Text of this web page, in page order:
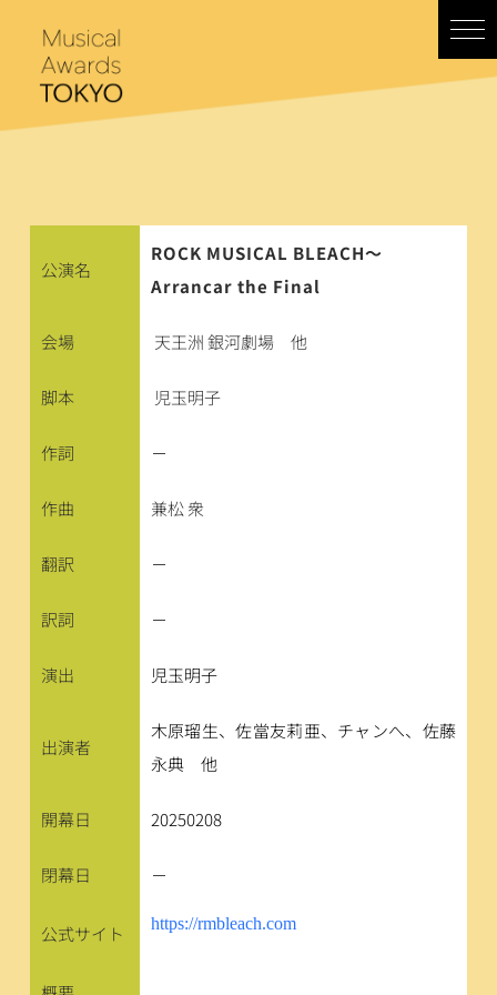
へ
公演名
ROCK MUSICAL BLEACH～
Arrancar the Final
会場 天王洲 銀河劇場　他
脚本 児玉明子
作詞 －
作曲 兼松 衆
翻訳 －
訳詞 －
演出 児玉明子
出演者
木原瑠生、佐當友莉亜、チャンへ、佐藤
永典　他
開幕日 20250208
閉幕日 －
公式サイト https://rmbleach.com